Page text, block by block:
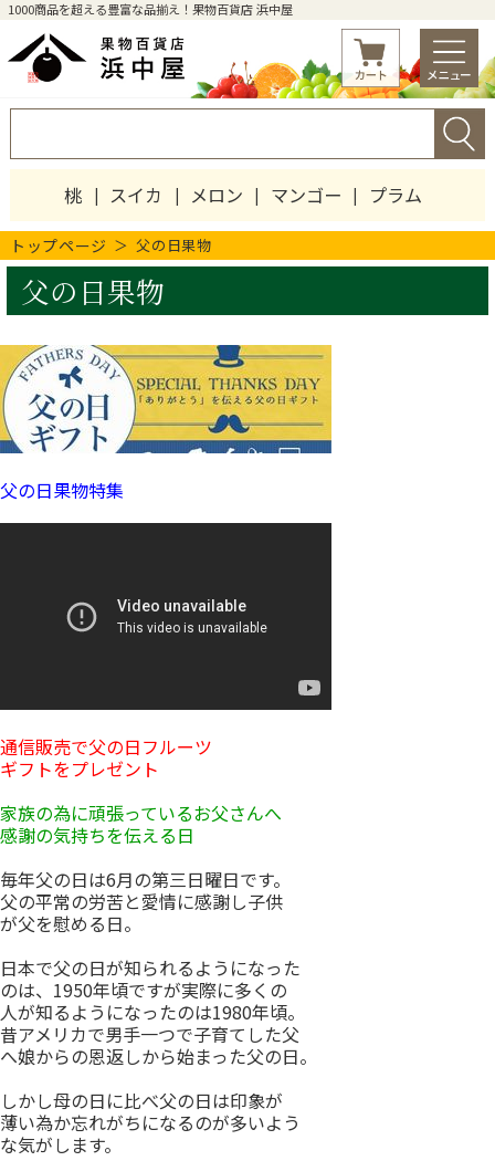
1000商品を超える豊富な品揃え！果物百貨店 浜中屋
桃 スイカ メロン マンゴー プラム
トップページ 父の日果物
父の日果物
父の日果物特集
通信販売で父の日フルーツ
ギフトをプレゼント
家族の為に頑張っているお父さんへ
感謝の気持ちを伝える日
毎年父の日は6月の第三日曜日です。
父の平常の労苦と愛情に感謝し子供
が父を慰める日。
日本で父の日が知られるようになった
のは、1950年頃ですが実際に多くの
人が知るようになったのは1980年頃。
昔アメリカで男手一つで子育てした父
へ娘からの恩返しから始まった父の日。
しかし母の日に比べ父の日は印象が
薄い為か忘れがちになるのが多いよう
な気がします。